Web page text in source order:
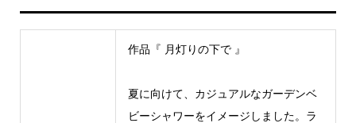
作品『 月灯りの下で 』
夏に向けて、カジュアルなガーデンベ
ビーシャワーをイメージしました。ラ